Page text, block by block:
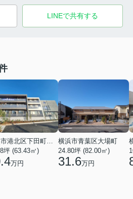
LINEで共有する
坪 (63.43㎡)
万円
横浜市青葉区大場町
24.80坪 (82.00㎡)
31.6万円